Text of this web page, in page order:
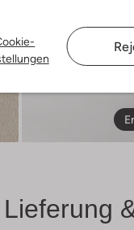
Lieferung